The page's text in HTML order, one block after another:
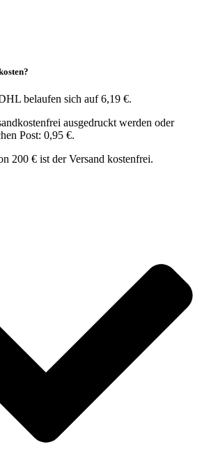
belaufen sich auf 6,19 €.
ausgedruckt werden oder
Post: 0,95 €.
200 € ist der Versand kostenfrei.